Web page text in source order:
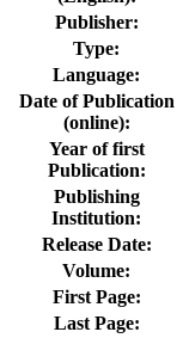
Publisher:
Type:
Language:
Date of Publication
(online):
Year of first
Publication:
Publishing
Institution:
Release Date:
Volume:
First Page:
Last Page: